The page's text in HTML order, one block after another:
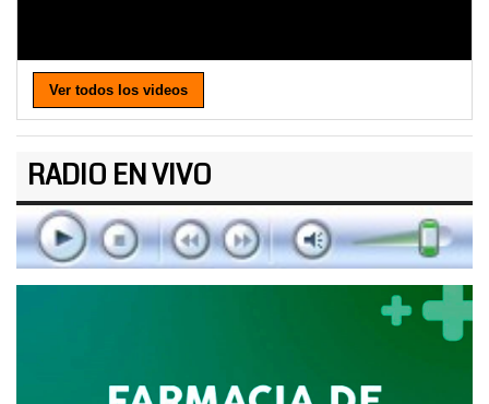
Ver todos los videos
RADIO EN VIVO